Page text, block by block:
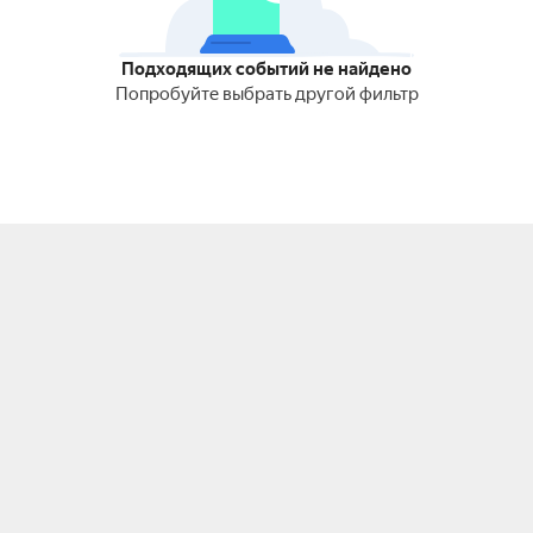
Подходящих событий не найдено
Попробуйте выбрать другой фильтр